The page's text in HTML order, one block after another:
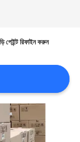
পেইন্ট রিফাইন করুন